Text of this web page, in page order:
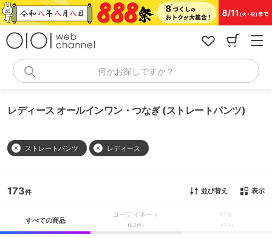
コ
ン
何かお探しですか？
レディース オールインワン・つなぎ (ストレートパンツ)
ストレートパンツ レディース
173 並び替え 表示
すべての商品
コーディネート
(62件) (0件)